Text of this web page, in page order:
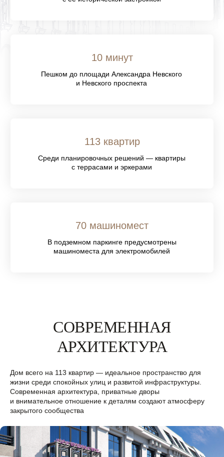
СОВРЕМЕННАЯ
АРХИТЕКТУРА
Дом всего на 113 квартир — идеальное пространство для
жизни среди спокойных улиц и развитой инфраструктуры.
Современная архитектура, приватные дворы
и внимательное отношение к деталям создают атмосферу
закрытого сообщества
Высота потолков
до 3,5 метра
Вместительные
и панорамные окна
Большая и просторная
терраса